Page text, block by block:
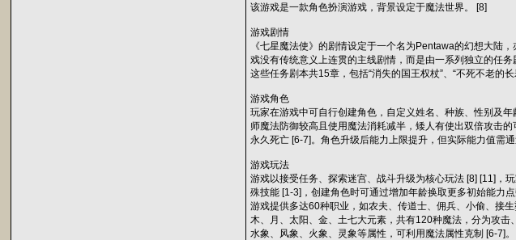
该游戏是一款角色扮演游戏，背景设定于魔法世界。 [8]
游戏剧情
《七星魔法使》的剧情设定于一个名为Pentawa的幻想大陆
戏没有传统意义上连贯的主线剧情，而是由一系列独立的任务
这些任务剧本共15章，包括“消失的国王权杖”、“不死不老的
游戏角色
玩家在游戏中可自行创建角色，自定义姓名、种族、性别及
师魔法防御较高且使用魔法消耗减半，矮人有使出双倍攻击
永久死亡 [6-7]。角色升级后能力上限提升，但实际能力值需
游戏玩法
游戏以接受任务、探索迷宫、战斗升级为核心玩法 [8] [11]，
殊技能 [1-3]，创建角色时可通过增加年龄换取更多初始能力
游戏提供多达60种职业，如农夫、传道士、佣兵、小偷、接
木、月、太阳、金、土七大元素，共有120种魔法，分为攻击
水象、风象、火象、灵象等属性，可利用魔法属性克制 [6-7]。